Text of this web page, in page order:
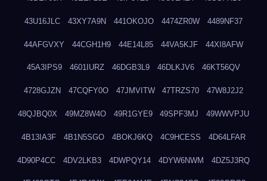
43U16JLC 43XY7A9N 441OKOJO 4474ZR0W 4489NF37
44AFGVXY 44CGH1H9 44E14L85 44VA5KJF 44XI8AFW
45A3IPS9 4601IURZ 46DGB3L9 46DLKJV6 46KT56QV
4728GJZN 47CQFY0O 47JMVITW 47TRZS70 47W8J2J2
48QJBQ0X 49MZ8W4O 49R1GYE9 49SPF3MJ 49WWVPJU
4B13IA3F 4B1N5SGO 4BOKJ6KQ 4C9HCESS 4D64LFAR
4D90P4CC 4DV2LKB3 4DWPQY14 4DYW6NWM 4DZ5J3RQ